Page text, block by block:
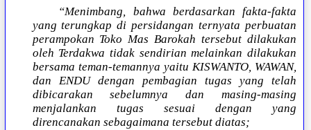
“Menimbang, bahwa berdasarkan fakta-fakta
yang terungkap di persidangan ternyata perbuatan
perampokan Toko Mas Barokah tersebut dilakukan
oleh Terdakwa tidak sendirian melainkan dilakukan
bersama teman-temannya yaitu KISWANTO, WAWAN,
dan ENDU dengan pembagian tugas yang telah
dibicarakan sebelumnya dan masing-masing
menjalankan tugas sesuai dengan yang
direncanakan sebagaimana tersebut diatas;